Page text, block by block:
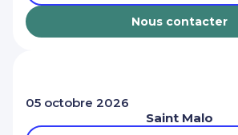
Nous contacter
05 octobre 2026
Saint Malo